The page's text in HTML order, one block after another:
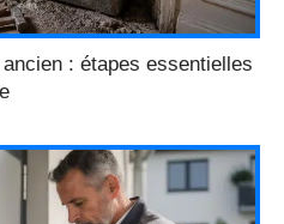
: étapes essentielles